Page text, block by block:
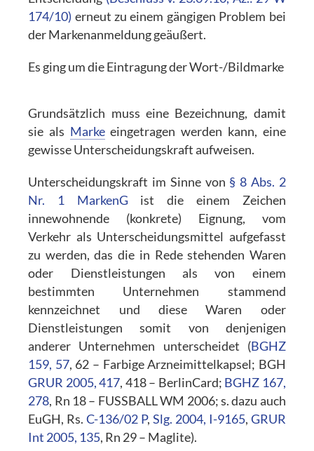
174/10) erneut zu einem gängigen Problem bei
der Markenanmeldung geäußert.
Es ging um die Eintragung der Wort-/Bildmarke
Grundsätzlich muss eine Bezeichnung, damit
sie als Markeeingetragen werden kann, eine
gewisse Unterscheidungskraft aufweisen.
Unterscheidungskraft im Sinne von § 8 Abs. 2
Nr. 1 MarkenG ist die einem Zeichen
innewohnende (konkrete) Eignung, vom
Verkehr als Unterscheidungsmittel aufgefasst
zu werden, das die in Rede stehenden Waren
oder Dienstleistungen als von einem
bestimmten Unternehmen stammend
kennzeichnet und diese Waren oder
Dienstleistungen somit von denjenigen
anderer Unternehmen unterscheidet (BGHZ
159, 57, 62 – Farbige Arzneimittelkapsel; BGH
GRUR 2005, 417, 418 – BerlinCard; BGHZ 167,
278, Rn 18 – FUSSBALL WM 2006; s. dazu auch
EuGH, Rs.C-136/02 P, Slg. 2004, I-9165, GRUR
Int 2005, 135, Rn 29 – Maglite).